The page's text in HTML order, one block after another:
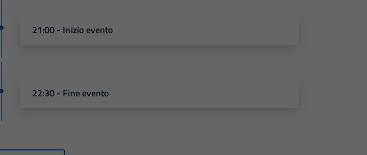
21:00 - Inizio evento
22:30 - Fine evento